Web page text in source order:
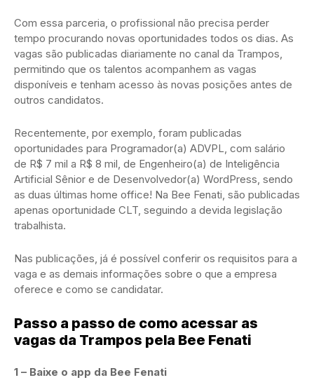
Com essa parceria, o profissional não precisa perder
tempo procurando novas oportunidades todos os dias. As
vagas são publicadas diariamente no canal da Trampos,
permitindo que os talentos acompanhem as vagas
disponíveis e tenham acesso às novas posições antes de
outros candidatos.
Recentemente, por exemplo, foram publicadas
oportunidades para Programador(a) ADVPL, com salário
de R$ 7 mil a R$ 8 mil, de Engenheiro(a) de Inteligência
Artificial Sênior e de Desenvolvedor(a) WordPress, sendo
as duas últimas home office! Na Bee Fenati, são publicadas
apenas oportunidade CLT, seguindo a devida legislação
trabalhista.
Nas publicações, já é possível conferir os requisitos para a
vaga e as demais informações sobre o que a empresa
oferece e como se candidatar.
Passo a passo de como acessar as
vagas da Trampos pela Bee Fenati
1 – Baixe o app da Bee Fenati